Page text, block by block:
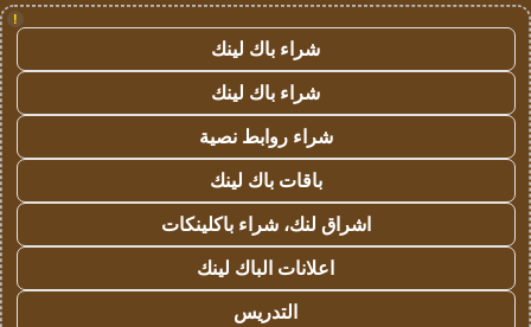
!
شراء باك لينك
شراء باك لينك
شراء روابط نصية
باقات باك لينك
اشراق لنك، شراء باكلينكات
اعلانات الباك لينك
التدريس